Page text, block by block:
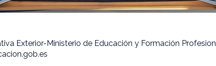
Exterior-Ministerio de Educación y Formación